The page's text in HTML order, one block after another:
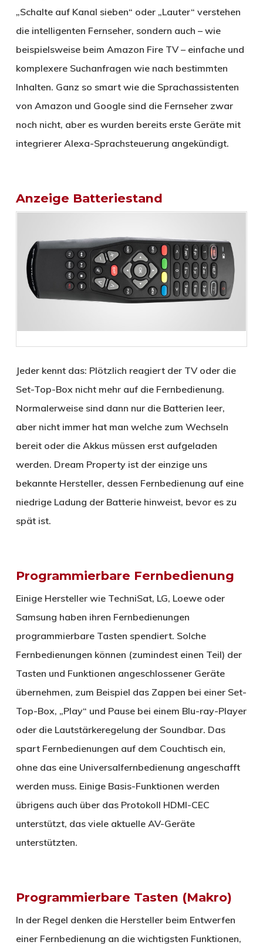
„Schalte auf Kanal sieben“ oder „Lauter“ verstehen
die intelligenten Fernseher, sondern auch – wie
beispielsweise beim Amazon Fire TV – einfache und
komplexere Suchanfragen wie nach bestimmten
Inhalten. Ganz so smart wie die Sprachassistenten
von Amazon und Google sind die Fernseher zwar
noch nicht, aber es wurden bereits erste Geräte mit
integrierer Alexa-Sprachsteuerung angekündigt.
Anzeige Batteriestand
Jeder kennt das: Plötzlich reagiert der TV oder die
Set-Top-Box nicht mehr auf die Fernbedienung.
Normalerweise sind dann nur die Batterien leer,
aber nicht immer hat man welche zum Wechseln
bereit oder die Akkus müssen erst aufgeladen
werden. Dream Property ist der einzige uns
bekannte Hersteller, dessen Fernbedienung auf eine
niedrige Ladung der Batterie hinweist, bevor es zu
spät ist.
Programmierbare Fernbedienung
Einige Hersteller wie TechniSat, LG, Loewe oder
Samsung haben ihren Fernbedienungen
programmierbare Tasten spendiert. Solche
Fernbedienungen können (zumindest einen Teil) der
Tasten und Funktionen angeschlossener Geräte
übernehmen, zum Beispiel das Zappen bei einer Set-
Top-Box, „Play“ und Pause bei einem Blu-ray-Player
oder die Lautstärkeregelung der Soundbar. Das
spart Fernbedienungen auf dem Couchtisch ein,
ohne das eine Universalfernbedienung angeschafft
werden muss. Einige Basis-Funktionen werden
übrigens auch über das Protokoll HDMI-CEC
unterstützt, das viele aktuelle AV-Geräte
unterstützten.
Programmierbare Tasten (Makro)
In der Regel denken die Hersteller beim Entwerfen
einer Fernbedienung an die wichtigsten Funktionen,